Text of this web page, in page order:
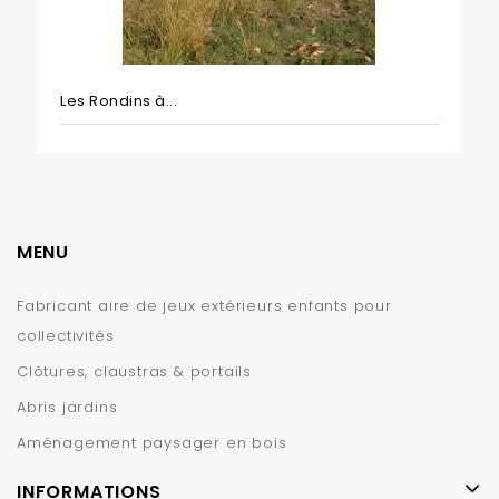
Les Rondins à...
MENU
Fabricant aire de jeux extérieurs enfants pour
collectivités
Clôtures, claustras & portails
Abris jardins
Aménagement paysager en bois
INFORMATIONS